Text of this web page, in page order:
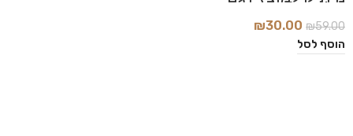
Powder
₪59.00
₪30.00
הוסף לסל